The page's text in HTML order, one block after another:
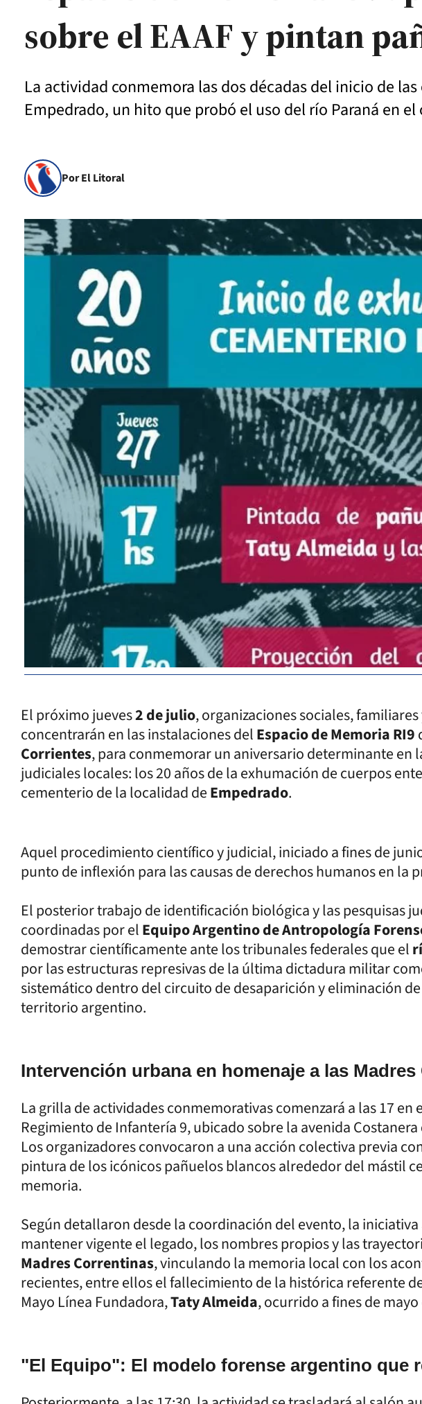
sobre el EAAF y pintan
La actividad conmemora las dos décadas del inicio de
Empedrado, un hito que probó el uso del río Paraná en
Por El Litoral
El próximo jueves2 de julio, organizaciones sociales, familiares
concentrarán en las instalaciones delEspacio de Memoria RI9
Corrientes, para conmemorar un aniversario determinante en
judiciales locales: los 20 años de la exhumación de cuerpos
cementerio de la localidad deEmpedrado.
Aquel procedimiento científico y judicial, iniciado a fines de
punto de inflexión para las causas de derechos humanos en la
El posterior trabajo de identificación biológica y las pesquisas
coordinadas por elEquipo Argentino de Antropología
demostrar científicamente ante los tribunales federales que el
por las estructuras represivas de la última dictadura militar
sistemático dentro del circuito de desaparición y eliminación
territorio argentino.
Intervención urbana en homenaje a las
La grilla de actividades conmemorativas comenzará a las 17 en
Regimiento de Infantería 9, ubicado sobre la avenida
Los organizadores convocaron a una acción colectiva previa
pintura de los icónicos pañuelos blancos alrededor del mástil
memoria.
Según detallaron desde la coordinación del evento, la
mantener vigente el legado, los nombres propios y las
Madres Correntinas, vinculando la memoria local con los
recientes, entre ellos el fallecimiento de la histórica referente
Mayo Línea Fundadora,Taty Almeida, ocurrido a fines de
"El Equipo": El modelo forense argentino que